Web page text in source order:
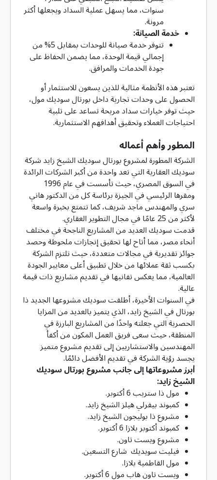
سنوات، مما يسهل عملية السداد ويجعلها أكثر
مرونة.
خدمة الصيانة:
تتوفر خدمة صيانة للوحدات بمقابل 5% من
إجمالي قيمة الوحدة، مما يضمن الحفاظ على
جودة الخدمات والمرافق.
تعتبر هذه الأنظمة مثالية للذين يسعون للاستثمار أو
الحصول على وحدات تجارية داخل بورتال سوديك مول،
حيث توفر خيارات سداد مريحة تساعد على تلبية
احتياجات العملاء وتحقيق أهدافهم الاستثمارية.
المطور وأهم أعماله
الشركة المطورة لمشروع بورتال سوديك الشيخ زايد شركة
سوديك العقارية التي تعد واحدة من أكبر الشركات الرائدة
في السوق المصري، حيث تأسست في عام 1996
ومقرها الرئيسي في الجيزة برئاسة كل من الدكتور هاني
سري والمهندس ماجد شريف، كما تتمتع بخبرة واسعة
لأكثر من 25 عامًا في مجال التطوير العقاري.
قدمت سوديك العديد من المشاريع الناجحة في مختلف
أنحاء مصر، مما أتاح لها تحقيق إنجازات ملحوظة وحصد
جوائز تقديرية في مجالات متعددة، حيث تلتزم الشركة
بكسب ثقة عملائها من خلال تطبيق أعلى معايير الجودة
العالمية، مما يعكس تفانيها في تقديم مشاريع ذات قيمة
عالية.
في السنوات الأخيرة، أطلقت سوديك مشروعها الجديد ذا
بورتال في الشيخ زايد، الذي يتميز بالعديد من المزايا
الحصرية التي جعلته واحدًا من المشاريع البارزة في
المنطقة، حيث سعى فريق العمل المكون من أكفأ
المهندسين والاستشاريين إلى تقديم مشروع متميز
يجسد رؤية الشركة في تقديم الأفضل دائمًا.
أبرز مشروعاتها إلى جانب مشروع بورتال سوديك
الشيخ زايد:
مول ذا ستريب 6 أكتوبر.
كمبوند بيفرلي هيلز الشيخ زايد.
مشروع ذا بوليجون الشيخ زايد.
كمبوند أكتوبر بلازا 6 أكتوبر.
مشروع ويست تاون.
فيليت سويديك شارع التسعين.
مول القاطمية بلازا.
ويست تاون هاب مول 6 أكتوبر.